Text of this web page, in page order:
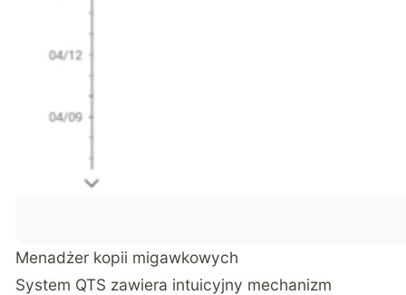
Menadżer kopii migawkowych
System QTS zawiera intuicyjny mechanizm